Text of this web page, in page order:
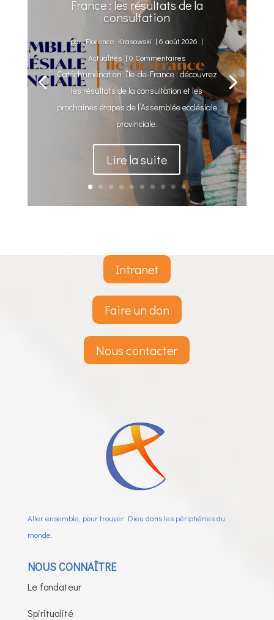
France : les résultats de la
consultation
parFlorence Krasowski |6 août 2026 |
Actualités | 0 Commentaires
Catéchuménat en Île-de-France : découvrez
les résultats de la consultation et les
prochaines étapes de l’Assemblée ecclésiale
provinciale.
Lire la suite
Intranet
Faire un don
Nous contacter
Aller ensemble, pour trouver Dieu dans les périphéries du
monde.
NOUS CONNAÎTRE
Le fondateur
Spiritualité